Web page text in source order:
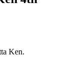
Ken.